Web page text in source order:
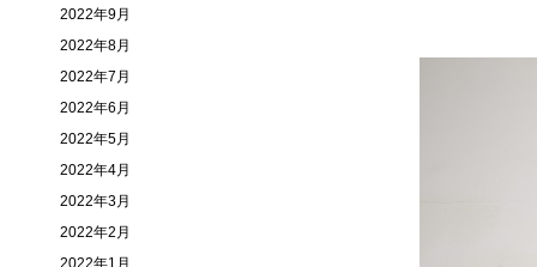
2022年9月
2022年8月
2022年7月
2022年6月
2022年5月
2022年4月
2022年3月
2022年2月
2022年1月